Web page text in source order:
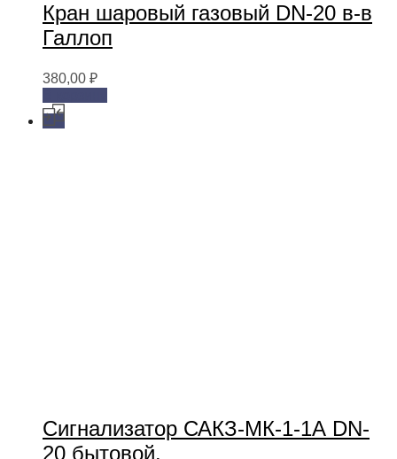
Кран шаровый газовый DN-20 в-в
Галлоп
380,00 ₽
Сигнализатор САКЗ-МК-1-1А DN-
20 бытовой.